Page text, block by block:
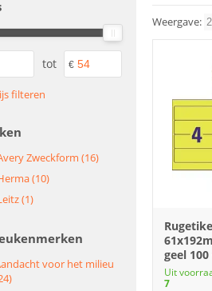
tot €
filteren
Zweckform (16)
(10)
(1)
voor het milieu
Weergave:
geel
Uit
7